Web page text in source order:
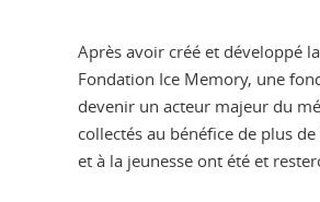
Après avoir créé et développé
Fondation Ice Memory, une
devenir un acteur majeur du
collectés au bénéfice de plus
et à la jeunesse ont été et